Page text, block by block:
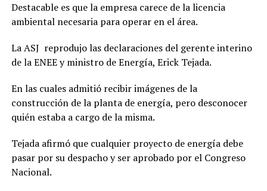
Destacable es que la empresa carece de la licencia
ambiental necesaria para operar en el área.
La ASJ reprodujo las declaraciones del gerente interino
de la ENEE y ministro de Energía, Erick Tejada.
En las cuales admitió recibir imágenes de la
construcción de la planta de energía, pero desconocer
quién estaba a cargo de la misma.
Tejada afirmó que cualquier proyecto de energía debe
pasar por su despacho y ser aprobado por el Congreso
Nacional.